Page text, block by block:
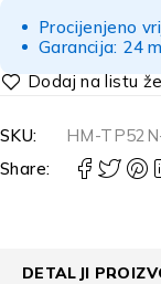
Procijenjeno
Garancija: 24
SKU:
HM-
Share:
DETALJI